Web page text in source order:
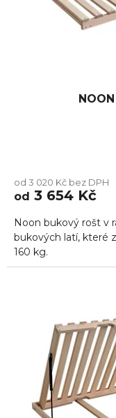
produktu
je
z
5
hvězdiček.
od 3 020 Kč bez DPH
od 3 654 Kč
Noon bukový rošt v
bukových latí, které
160 kg.